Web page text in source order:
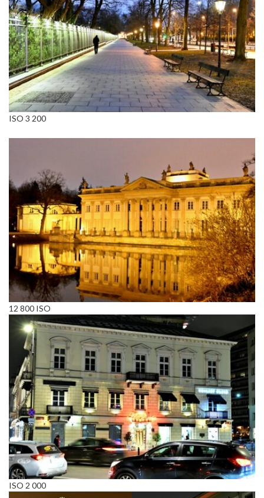
ISO 3 200
12 800 ISO
ISO 2 000